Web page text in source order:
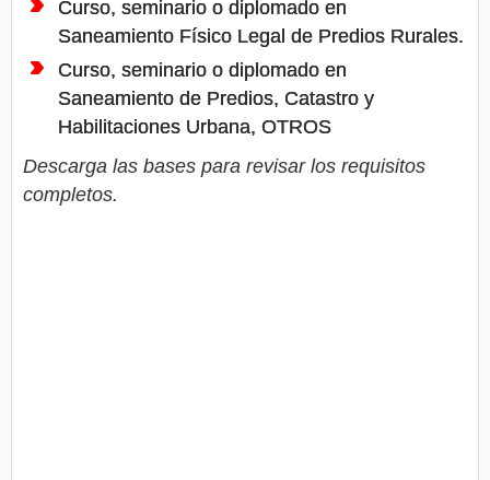
Curso, seminario o diplomado en
Saneamiento Físico Legal de Predios Rurales.
Curso, seminario o diplomado en
Saneamiento de Predios, Catastro y
Habilitaciones Urbana, OTROS
Descarga las bases para revisar los requisitos
completos.